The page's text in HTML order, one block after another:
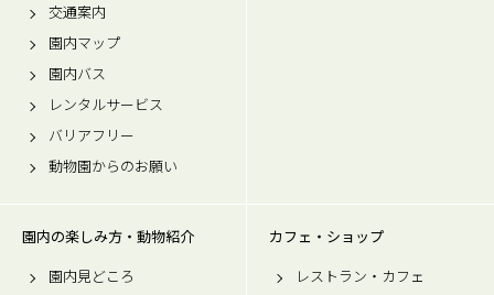
交通案内
園内マップ
園内バス
レンタルサービス
バリアフリー
動物園からのお願い
園内の楽しみ方・動物紹介
園内見どころ
カフェ・ショップ
レストラン・カフェ